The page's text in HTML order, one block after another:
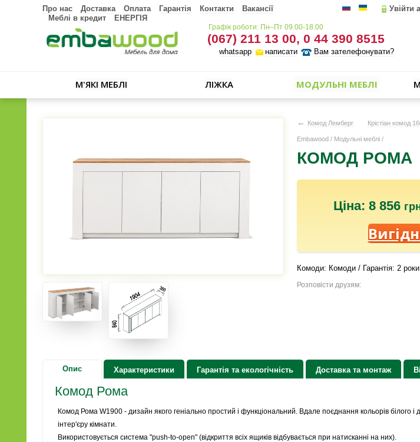
Про нас Доставка Оплата Гарантія Контакти
Вакансії
Меблі в кредит
ЕНЕРГІЯ
Увійти
Графік роботи: Пн–Пт 09.00-18.00
(067) 211 13 00, 0 44 390 8515
whatsapp написати Вам зателефонувати?
М'ЯКІ МЕБЛІ ЛІЖКА МОДУЛЬНІ МЕБЛІ
← Комод Лемберг Крістіан комод
Embawood / Модульні меблі /
КОМОД РОМА
Ціна: 8 856
Комоди: Комоди / Гарантія: 2 роки
Розповісти друзям:
Опис Характеристики Гарантія та екологічність Доставка та монтаж
Комод Рома
Комод Рома W1900 - дизайн якого геніально простий і функціональний. Вдале поєднання кольорів білого
інтер'єру кімнати.
Використовується система "push-to-open" (відкриття всіх ящиків відбувається при натисканні на них).